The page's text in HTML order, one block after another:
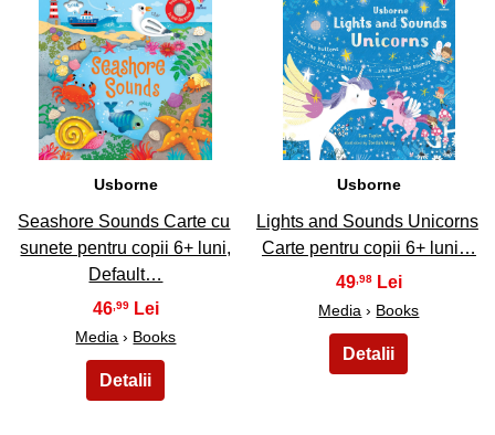
11
Usborne
Seashore Sounds Carte cu
sunete pentru copii 6+ luni,
Default…
46,99
Media › Books
12
Usborne
Lights and Sounds Unicorns
Carte pentru copii 6+ luni…
49,98
Media › Books